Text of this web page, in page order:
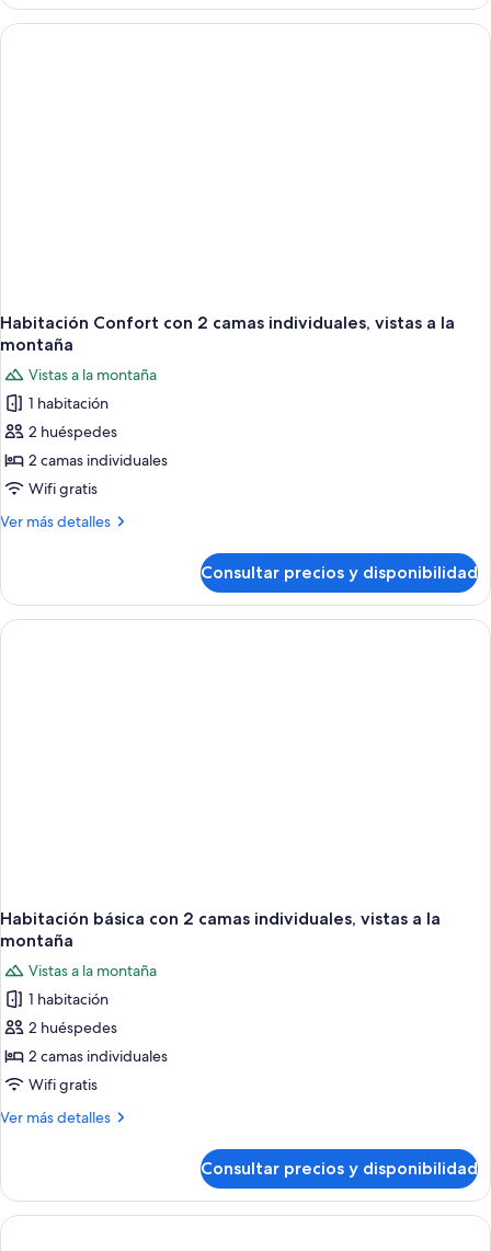
cama
Habitación Confort con 2 camas individuales, vistas a la
montaña
Vistas a la montaña
1 habitación
2 huéspedes
2 camas individuales
Wifi gratis
Ver más detalles
Más
Confort
con
2
Consultar precios y disponibilidad
Habitación básica con 2 camas individuales, vistas a la
montaña
Vistas a la montaña
1 habitación
2 huéspedes
2 camas individuales
Wifi gratis
Ver más detalles
Más
básica
con
2
Consultar precios y disponibilidad